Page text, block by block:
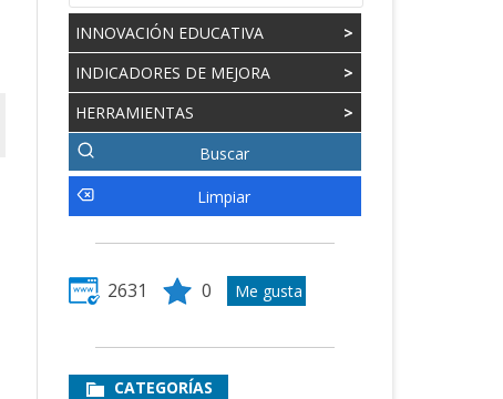
INNOVACIÓN EDUCATIVA
>
INDICADORES DE MEJORA
>
HERRAMIENTAS
>
2631 0
CATEGORÍAS